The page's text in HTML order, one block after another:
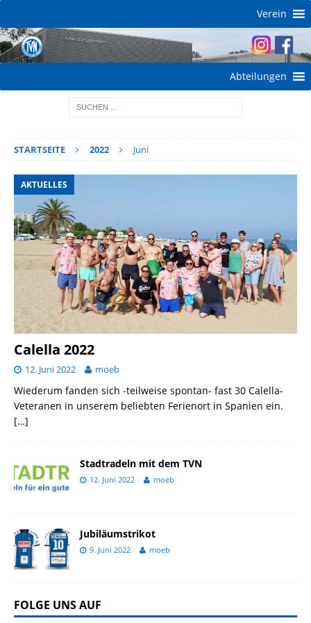
Verein
Abteilungen
STARTSEITE 2022 Juni
AKTUELLES
Calella 2022
12. Juni 2022 moeb
Wiederum fanden sich -teilweise spontan- fast 30 Calella-
Veteranen in unserem beliebten Ferienort in Spanien ein.
[…]
Stadtradeln mit dem TVN
12. Juni 2022 moeb
Jubiläumstrikot
9. Juni 2022 moeb
FOLGE UNS AUF